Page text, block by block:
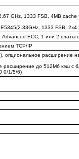
GHz, 1333 FSB, 4MB cache
1333 FSB, 2x4
ECC, 1 или 2 платы
TCP/IP
опциональное расширение
расширение до 512Мб кэш с
0/1/5/6)